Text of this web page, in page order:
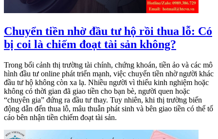
Chuyển tiền nhờ đầu tư hộ rồi thua lỗ: Có
bị coi là chiếm đoạt tài sản không?
Trong bối cảnh thị trường tài chính, chứng khoán, tiền ảo và các mô
hình đầu tư online phát triển mạnh, việc chuyển tiền nhờ người khác
đầu tư hộ không còn xa lạ. Nhiều người vì thiếu kinh nghiệm hoặc
không có thời gian đã giao tiền cho bạn bè, người quen hoặc
“chuyên gia” đứng ra đầu tư thay. Tuy nhiên, khi thị trường biến
động dẫn đến thua lỗ, mâu thuẫn phát sinh và bên giao tiền có thể tố
cáo bên nhận tiền chiếm đoạt tài sản.